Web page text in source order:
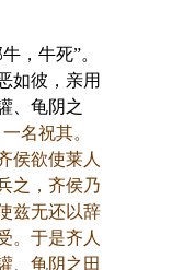
，牛死”。
如彼，亲用
、龟阴之
名祝其。
侯欲使莱人
之，齐侯乃
兹无还以辞
。于是齐人
、龟阴之田